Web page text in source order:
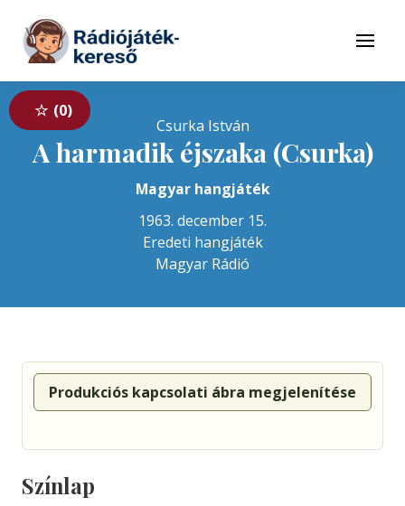
Tovább a tartalomhoz
Menü
0
Csurka István
A harmadik éjszaka (Csurka)
Magyar hangjáték
1963. december 15.
Eredeti hangjáték
Magyar Rádió
Produkciós kapcsolati ábra megjelenítése
Színlap